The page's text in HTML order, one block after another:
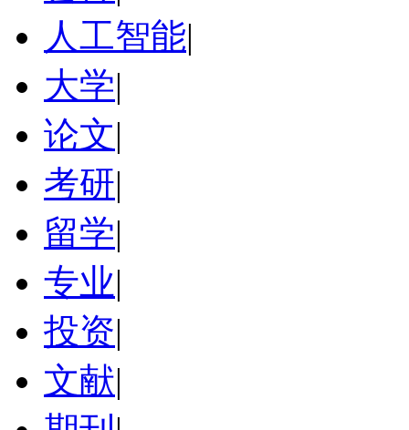
人工智能|
大学|
论文|
考研|
留学|
专业|
投资|
文献|